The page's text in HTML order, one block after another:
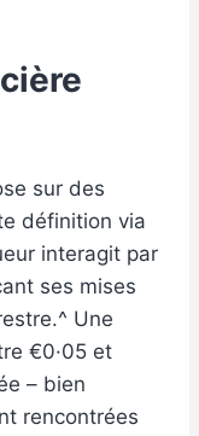
sur des
définition via
interagit par
ses mises
Une
€0·05 et
– bien
rencontrées